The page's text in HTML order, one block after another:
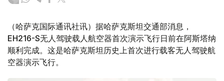
（哈萨克国际通讯社讯）据哈萨克斯坦交通部消息，
EH216-S无人驾驶载人航空器首次演示飞行日前在阿斯塔纳
顺利完成。这是哈萨克斯坦历史上首次进行载客无人驾驶航
空器演示飞行。